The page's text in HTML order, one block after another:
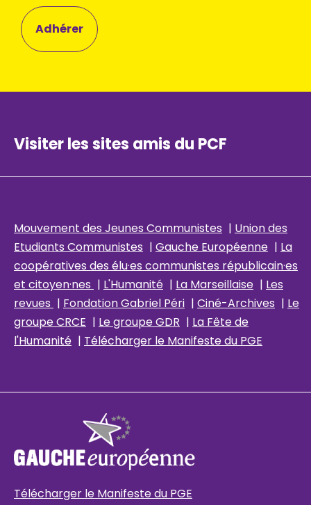
Adhérer
Visiter les sites amis du PCF
Mouvement des Jeunes Communistes | Union des
Etudiants Communistes | Gauche Européenne | La
coopératives des élu·es communistes républicain·es
et citoyen·nes | L'Humanité | La Marseillaise | Les
revues | Fondation Gabriel Péri | Ciné-Archives | Le
groupe CRCE | Le groupe GDR | La Fête de
l'Humanité | Télécharger le Manifeste du PGE
Télécharger le Manifeste du PGE